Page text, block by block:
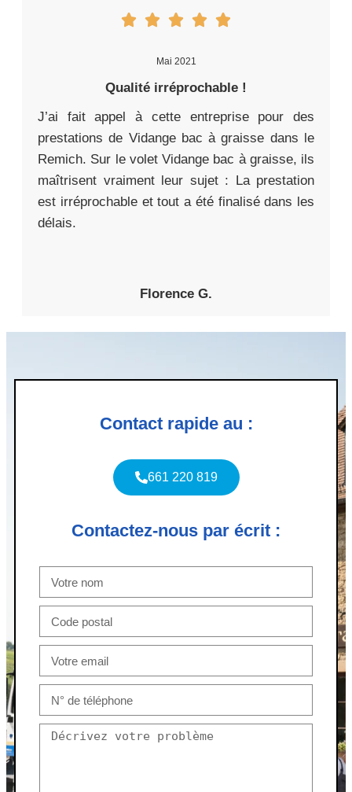
Mai 2021
Qualité irréprochable !
J’ai fait appel à cette entreprise pour des
prestations de Vidange bac à graisse dans le
Remich. Sur le volet Vidange bac à graisse, ils
maîtrisent vraiment leur sujet : La prestation
est irréprochable et tout a été finalisé dans les
délais.
Florence G.
Contact rapide au :
661 220 819
Contactez-nous par écrit :